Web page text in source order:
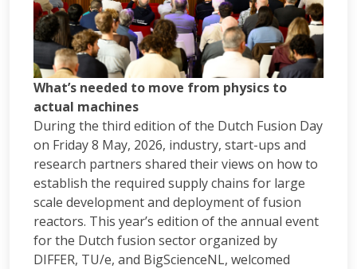
What’s needed to move from physics to
actual machines
During the third edition of the Dutch Fusion Day
on Friday 8 May, 2026, industry, start-ups and
research partners shared their views on how to
establish the required supply chains for large
scale development and deployment of fusion
reactors. This year’s edition of the annual event
for the Dutch fusion sector organized by
DIFFER, TU/e, and BigScienceNL, welcomed